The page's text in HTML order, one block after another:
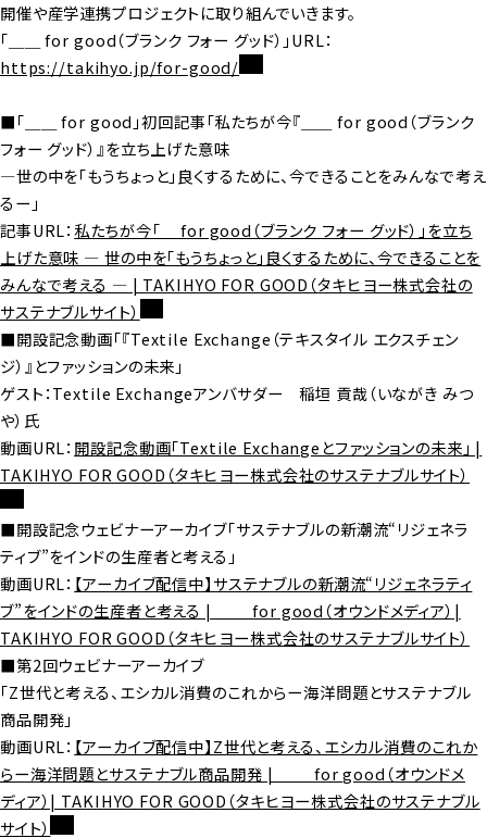
開催や産学連携プロジェクトに取り組んでいきます。
「＿＿ for good（ブランク フォー グッド）」URL：
https://takihyo.jp/for-good/
■「＿＿ for good」初回記事「私たちが今『＿＿ for good（ブランク
フォー グッド）』を立ち上げた意味
―世の中を「もうちょっと」良くするために、今できることをみんなで考え
るー」
記事URL： 私たちが今「＿ for good（ブランク フォー グッド）」を立ち
上げた意味 ― 世の中を「もうちょっと」良くするために、今できることを
みんなで考える ― | TAKIHYO FOR GOOD（タキヒヨー株式会社の
サステナブルサイト）
■開設記念動画「『Textile Exchange（テキスタイル エクスチェン
ジ）』とファッションの未来」
ゲスト：Textile Exchangeアンバサダー 稲垣 貢哉（いながき みつ
や）氏
動画URL： 開設記念動画「Textile Exchangeとファッションの未来」 |
TAKIHYO FOR GOOD（タキヒヨー株式会社のサステナブルサイト）
■開設記念ウェビナーアーカイブ「サステナブルの新潮流“リジェネラ
ティブ”をインドの生産者と考える」
動画URL： 【アーカイブ配信中】サステナブルの新潮流“リジェネラティ
ブ”をインドの生産者と考える | ＿＿ for good（オウンドメディア）|
TAKIHYO FOR GOOD（タキヒヨー株式会社のサステナブルサイト）
■第2回ウェビナーアーカイブ
「Z世代と考える、エシカル消費のこれからー海洋問題とサステナブル
商品開発」
動画URL： 【アーカイブ配信中】Z世代と考える、エシカル消費のこれか
らー海洋問題とサステナブル商品開発 | ＿＿ for good（オウンドメ
ディア）| TAKIHYO FOR GOOD（タキヒヨー株式会社のサステナブル
サイト）